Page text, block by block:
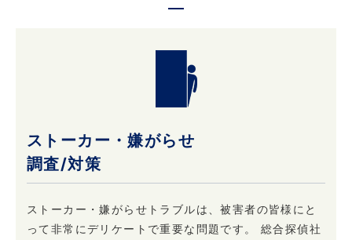
またはこれらに準じた権限を有する機関から、
個人情報の開示を求められた場合、当社はこれ
当社の権利や財産を保護する目的で開示するこ
とがあります。
4. 個人情報はいつでも変更・訂正または削除で
きます
ストーカー・嫌がらせ
調査/対策
ストーカー・嫌がらせトラブルは、被害者の皆様にと
って非常にデリケートで重要な問題です。 総合探偵社